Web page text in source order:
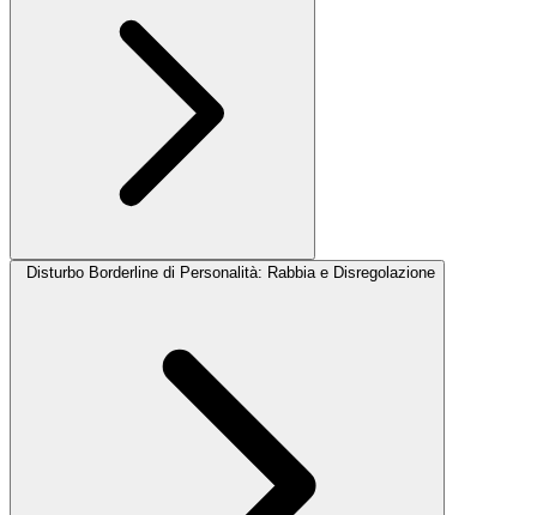
Disturbo Borderline di Personalità: Rabbia e Disregolazione